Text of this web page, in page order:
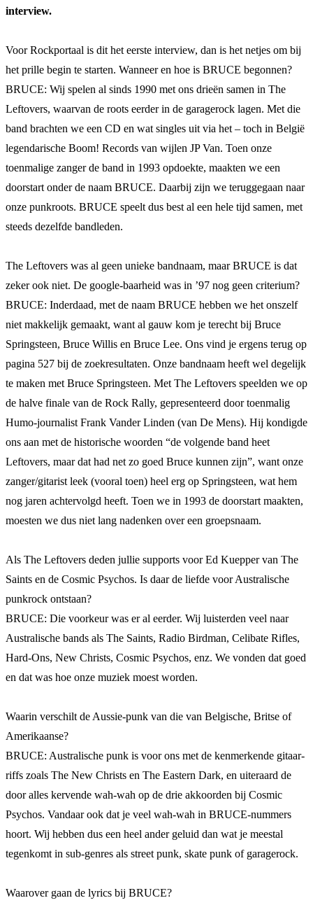
interview.
Voor Rockportaal is dit het eerste interview, dan is het netjes om bij
het prille begin te starten. Wanneer en hoe is BRUCE begonnen?
BRUCE: Wij spelen al sinds 1990 met ons drieën samen in The
Leftovers, waarvan de roots eerder in de garagerock lagen. Met die
band brachten we een CD en wat singles uit via het – toch in België
legendarische Boom! Records van wijlen JP Van. Toen onze
toenmalige zanger de band in 1993 opdoekte, maakten we een
doorstart onder de naam BRUCE. Daarbij zijn we teruggegaan naar
onze punkroots. BRUCE speelt dus best al een hele tijd samen, met
steeds dezelfde bandleden.
The Leftovers was al geen unieke bandnaam, maar BRUCE is dat
zeker ook niet. De google-baarheid was in ’97 nog geen criterium?
BRUCE: Inderdaad, met de naam BRUCE hebben we het onszelf
niet makkelijk gemaakt, want al gauw kom je terecht bij Bruce
Springsteen, Bruce Willis en Bruce Lee. Ons vind je ergens terug op
pagina 527 bij de zoekresultaten. Onze bandnaam heeft wel degelijk
te maken met Bruce Springsteen. Met The Leftovers speelden we op
de halve finale van de Rock Rally, gepresenteerd door toenmalig
Humo-journalist Frank Vander Linden (van De Mens). Hij kondigde
ons aan met de historische woorden “de volgende band heet
Leftovers, maar dat had net zo goed Bruce kunnen zijn”, want onze
zanger/gitarist leek (vooral toen) heel erg op Springsteen, wat hem
nog jaren achtervolgd heeft. Toen we in 1993 de doorstart maakten,
moesten we dus niet lang nadenken over een groepsnaam.
Als The Leftovers deden jullie supports voor Ed Kuepper van The
Saints en de Cosmic Psychos. Is daar de liefde voor Australische
punkrock ontstaan?
BRUCE: Die voorkeur was er al eerder. Wij luisterden veel naar
Australische bands als The Saints, Radio Birdman, Celibate Rifles,
Hard-Ons, New Christs, Cosmic Psychos, enz. We vonden dat goed
en dat was hoe onze muziek moest worden.
Waarin verschilt de Aussie-punk van die van Belgische, Britse of
Amerikaanse?
BRUCE: Australische punk is voor ons met de kenmerkende gitaar-
riffs zoals The New Christs en The Eastern Dark, en uiteraard de
door alles kervende wah-wah op de drie akkoorden bij Cosmic
Psychos. Vandaar ook dat je veel wah-wah in BRUCE-nummers
hoort. Wij hebben dus een heel ander geluid dan wat je meestal
tegenkomt in sub-genres als street punk, skate punk of garagerock.
Waarover gaan de lyrics bij BRUCE?